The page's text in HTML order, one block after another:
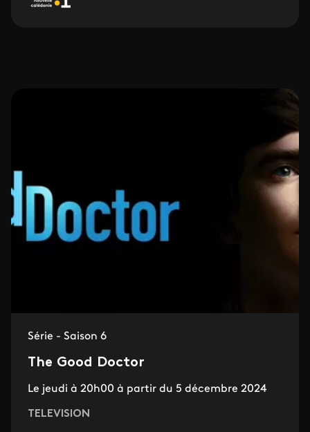
Série - Saison 6
The Good Doctor
Le jeudi à 20h00 à partir du 5 décembre 2024
TELEVISION